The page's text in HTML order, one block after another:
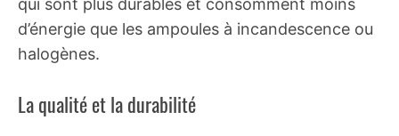
d’énergie que les ampoules à incandescence ou
halogènes.
La qualité et la durabilité